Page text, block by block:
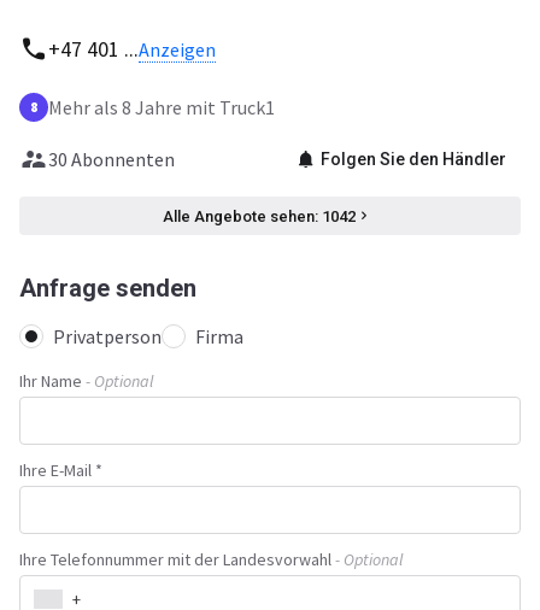
+47 401 ...Anzeigen
8 Mehr als 8 Jahre mit Truck1
30 Abonnenten Folgen Sie den Händler
Alle Angebote sehen: 1042
Anfrage senden
Privatperson Firma
Ihr Name - Optional
Ihre E-Mail *
Ihre Telefonnummer mit der Landesvorwahl- Optional
+